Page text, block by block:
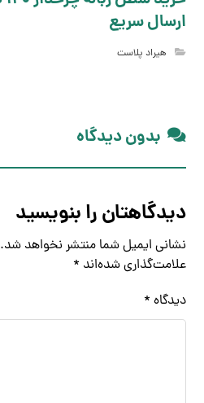
ارسال سریع
هیراد پلاست
بدون دیدگاه
دیدگاهتان را بنویسید
نشانی ایمیل شما منتشر نخواهد شد.
علامت‌گذاری شده‌اند *
دیدگاه *